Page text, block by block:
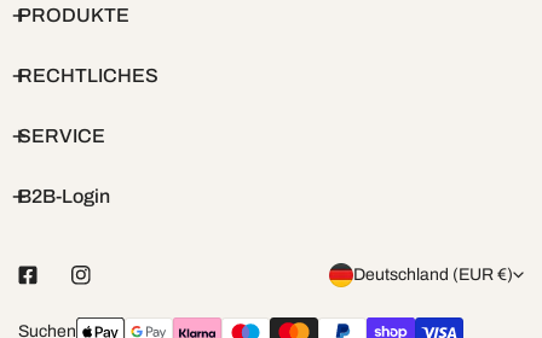
PRODUKTE
RECHTLICHES
SERVICE
B2B-Login
L
a
Deutschland (EUR €)
Suchen Zahlungsarten